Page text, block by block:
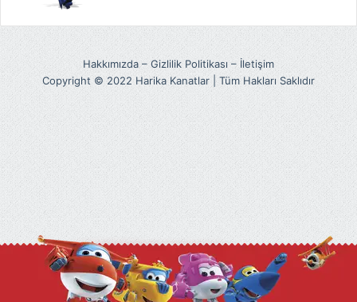
Hakkımızda– Gizlilik Politikası – İletişim
Copyright © 2022 Harika Kanatlar | Tüm Hakları Saklıdır